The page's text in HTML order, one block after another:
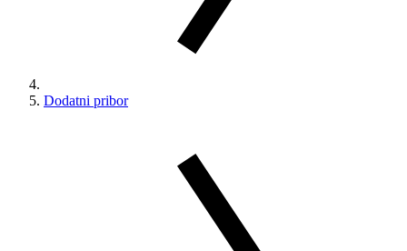
Dodatni pribor